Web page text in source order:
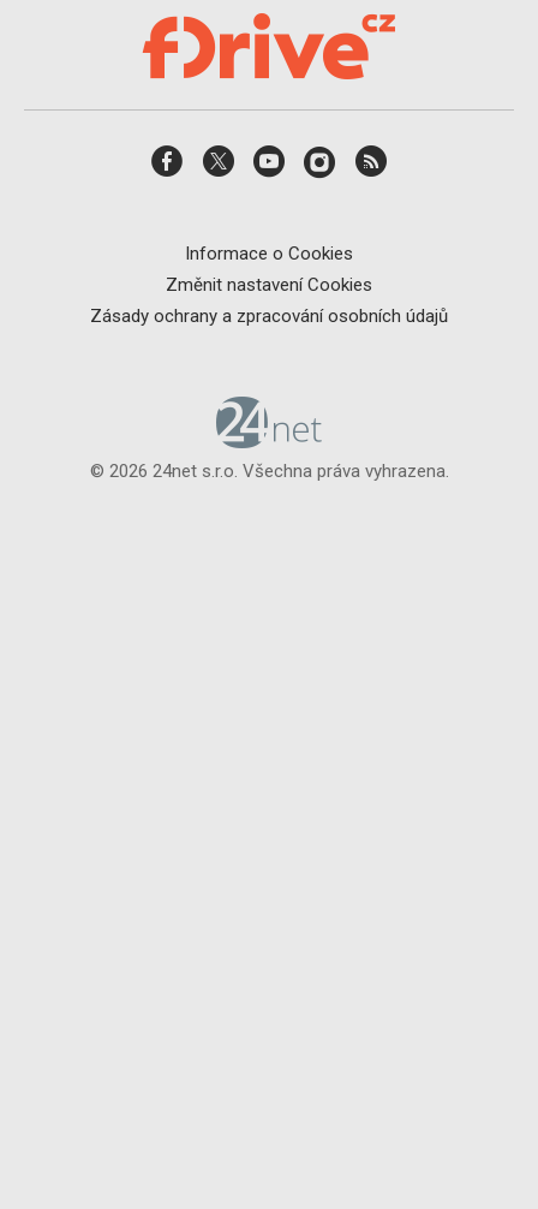
Informace o Cookies
Změnit nastavení Cookies
Zásady ochrany a zpracování osobních údajů
© 2026 24net s.r.o. Všechna práva vyhrazena.